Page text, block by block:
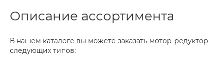
Описание ассортимента
В нашем каталоге вы можете заказать мотор-редуктор
следующих типов: